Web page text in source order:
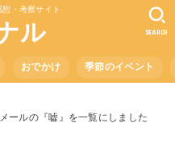
・考察サイト
ル
おでかけ 季節のイベント
SEARCH
ールの『嘘』を一覧にしました